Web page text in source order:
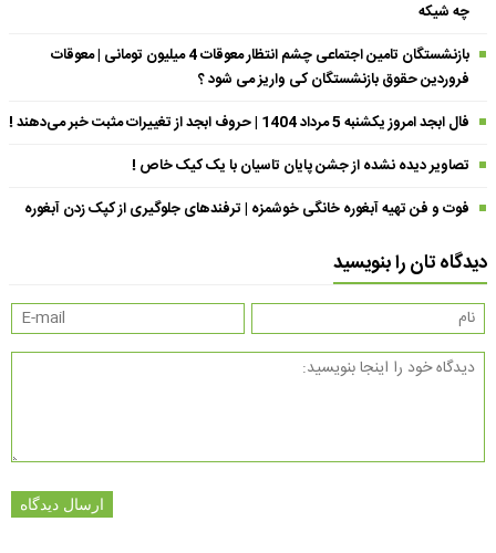
چه شیکه
بازنشستگان تامین اجتماعی چشم انتظار معوقات 4 میلیون تومانی | معوقات
فروردین حقوق بازنشستگان کی واریز می شود ؟
فال ابجد امروز یکشنبه 5 مرداد 1404 | حروف ابجد از تغییرات مثبت خبر می‌دهند !
تصاویر دیده نشده از جشن پایان تاسیان با یک کیک خاص !
فوت و فن تهیه آبغوره خانگی خوشمزه | ترفندهای جلوگیری از کپک زدن آبغوره
دیدگاه تان را بنویسید
ارسال دیدگاه